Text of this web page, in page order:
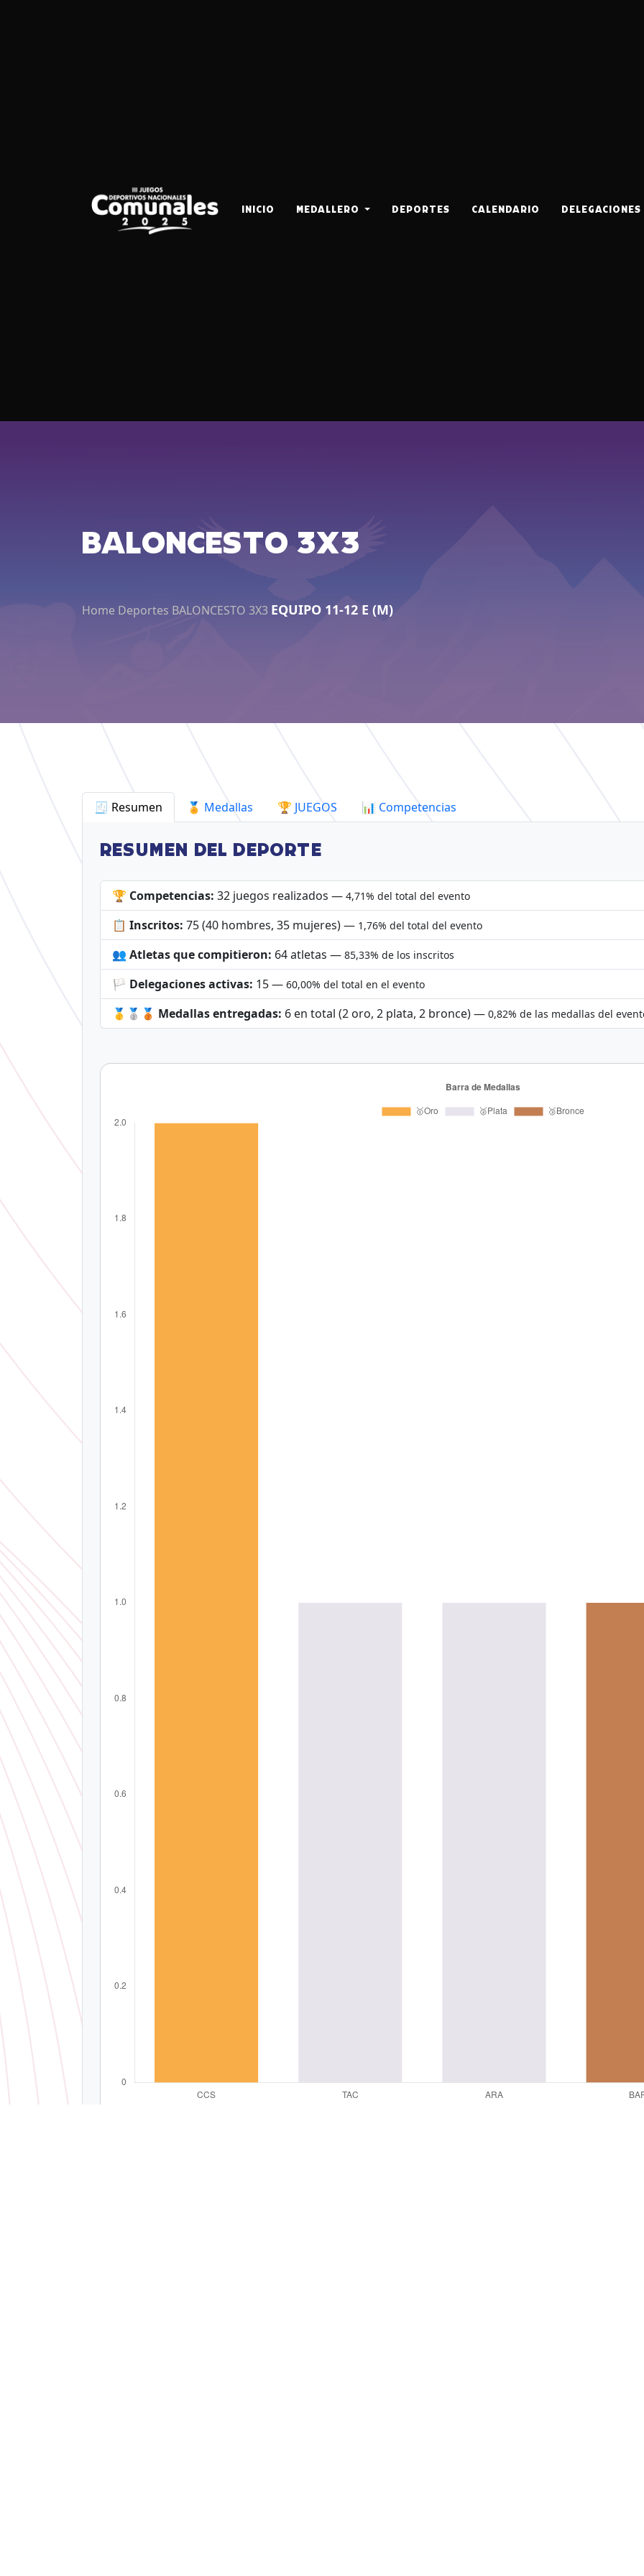
INICIO MEDALLERO DEPORTES CALENDARIO DELEGACIONES
BALONCESTO 3X3
Home Deportes BALONCESTO 3X3 EQUIPO 11-12 E (M)
🧾 Resumen 🏅 Medallas 🏆 JUEGOS 📊 Competencias
RESUMEN DEL DEPORTE
🏆 Competencias: 32 juegos realizados — 4,71% del total del evento
📋 Inscritos: 75 (40 hombres, 35 mujeres) — 1,76% del total del evento
👥 Atletas que compitieron: 64 atletas — 85,33% de los inscritos
🏳️ Delegaciones activas: 15 — 60,00% del total en el evento
🥇🥈🥉 Medallas entregadas: 6 en total (2 oro, 2 plata, 2 bronce) — 0,82% de las medallas del